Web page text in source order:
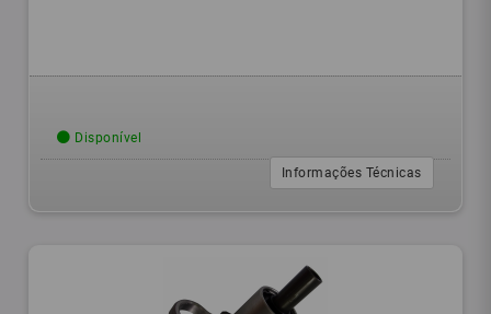
Disponível
Informações Técnicas